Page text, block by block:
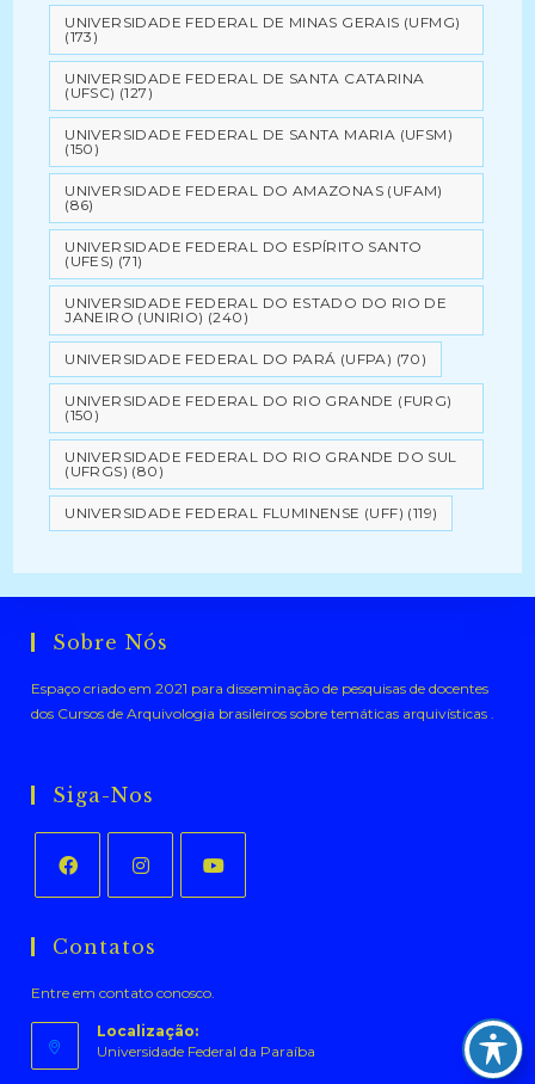
UNIVERSIDADE FEDERAL DE MINAS GERAIS (UFMG)
(173)
UNIVERSIDADE FEDERAL DE SANTA CATARINA
(UFSC) (127)
UNIVERSIDADE FEDERAL DE SANTA MARIA (UFSM)
(150)
UNIVERSIDADE FEDERAL DO AMAZONAS (UFAM)
(86)
UNIVERSIDADE FEDERAL DO ESPÍRITO SANTO
(UFES) (71)
UNIVERSIDADE FEDERAL DO ESTADO DO RIO DE
JANEIRO (UNIRIO) (240)
UNIVERSIDADE FEDERAL DO PARÁ (UFPA) (70)
UNIVERSIDADE FEDERAL DO RIO GRANDE (FURG)
(150)
UNIVERSIDADE FEDERAL DO RIO GRANDE DO SUL
(UFRGS) (80)
UNIVERSIDADE FEDERAL FLUMINENSE (UFF) (119)
Sobre Nós
Espaço criado em 2021 para disseminação de pesquisas de docentes
dos Cursos de Arquivologia brasileiros sobre temáticas arquivísticas .
Siga-Nos
em
nova
aba
em
nova
aba
nova
aba
Contatos
Entre em contato conosco.
Localização:
Universidade Federal da Paraíba